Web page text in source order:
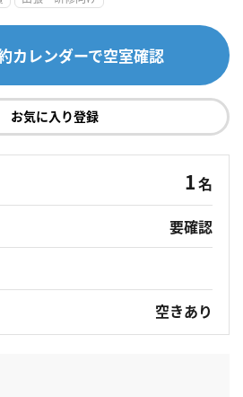
カレンダーで空室確認
お気に入り登録
1名
要確認
空きあり